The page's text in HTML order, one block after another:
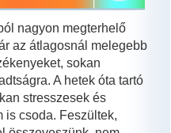
nagyon megterhelő
az átlagosnál melegebb
sokan
A hetek óta tartó
stresszesek és
is csoda. Feszültek,